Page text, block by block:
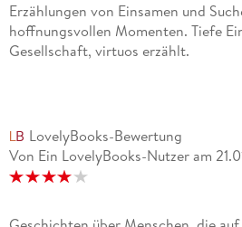
Erzählungen von Einsamen und
hoffnungsvollen Momenten. Tiefe
Gesellschaft, virtuos erzählt.
LovelyBooks-Bewertung
Von Ein LovelyBooks-Nutzer am